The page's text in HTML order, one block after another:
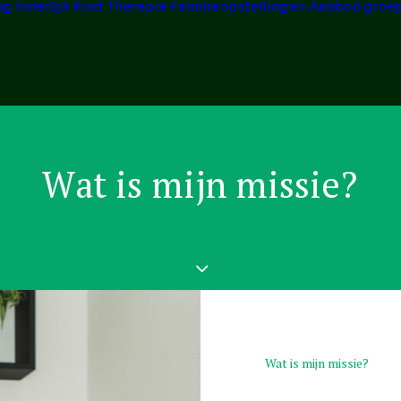
Innerlijk Kind Therapie Familieopstellingen Aanbod
Wat is mijn missie?
Wat is mijn missie?